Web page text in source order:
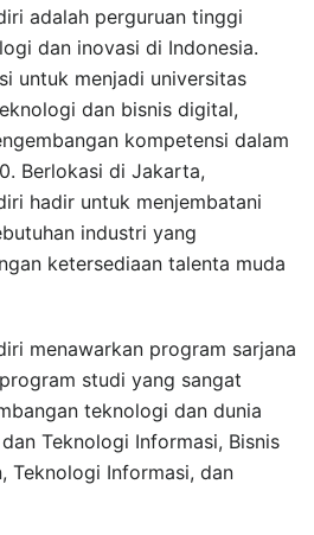
adalah perguruan tinggi
dan inovasi di Indonesia.
untuk menjadi universitas
dan bisnis digital,
kompetensi dalam
Berlokasi di Jakarta,
hadir untuk menjembatani
industri yang
ketersediaan talenta muda
menawarkan program sarjana
studi yang sangat
teknologi dan dunia
Teknologi Informasi, Bisnis
Teknologi Informasi, dan